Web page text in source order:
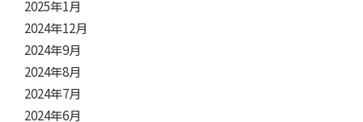
2025年1月
2024年12月
2024年9月
2024年8月
2024年7月
2024年6月